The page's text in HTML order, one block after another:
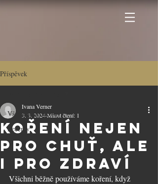
Příspěvek
Všechny příspěvky
Recepty
Koření nejen
pro chuť, ale
i pro zdraví
Ivana Verner
3. 3. 2024Minut čtení: 1
Všichni běžně používáme koření, když